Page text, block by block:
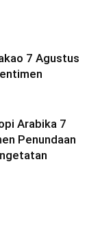
7 Agustus
Arabika 7
Penundaan